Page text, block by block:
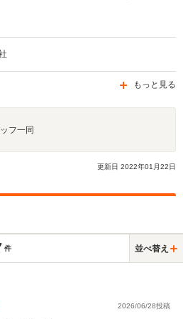
もっと見る
フ一同
更新日 2022年01 月22日
件 並べ替え
2026/06/28投稿